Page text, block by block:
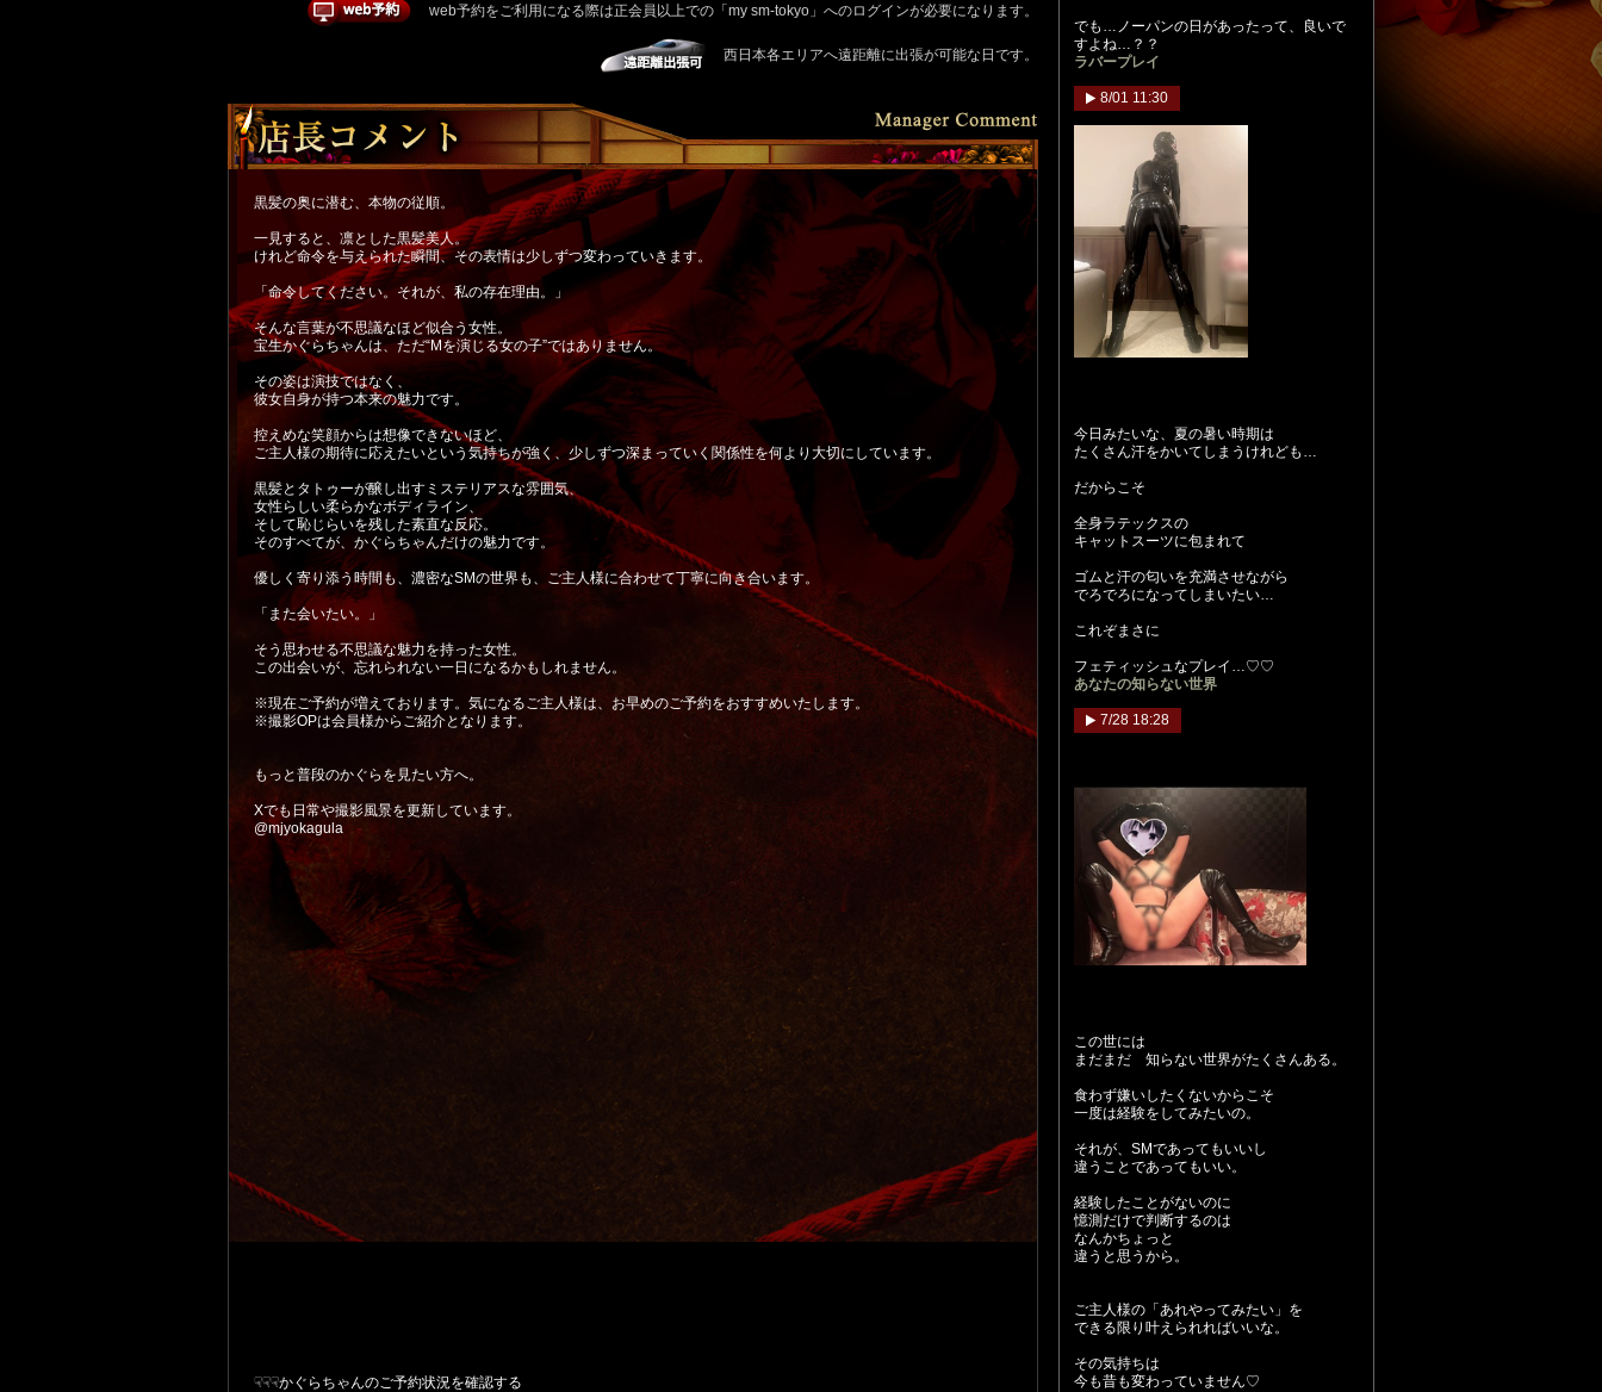
web予約をご利用になる際は正会員以上での「my sm-tokyo」へのログインが必要になります。
西日本各エリアへ遠距離に出張が可能な日です。
黒髪の奥に潜む、本物の従順。
一見すると、凛とした黒髪美人。
けれど命令を与えられた瞬間、その表情は少しずつ変わっていきます。
「命令してください。それが、私の存在理由。」
そんな言葉が不思議なほど似合う女性。
宝生かぐらちゃんは、ただ“Mを演じる女の子”ではありません。
その姿は演技ではなく、
彼女自身が持つ本来の魅力です。
控えめな笑顔からは想像できないほど、
ご主人様の期待に応えたいという気持ちが強く、少しずつ深まっていく関係性を何より大切にしています。
黒髪とタトゥーが醸し出すミステリアスな雰囲気、
女性らしい柔らかなボディライン、
そして恥じらいを残した素直な反応。
そのすべてが、かぐらちゃんだけの魅力です。
優しく寄り添う時間も、濃密なSMの世界も、ご主人様に合わせて丁寧に向き合います。
「また会いたい。」
そう思わせる不思議な魅力を持った女性。
この出会いが、忘れられない一日になるかもしれません。
※現在ご予約が増えております。気になるご主人様は、お早めのご予約をおすすめいたします。
※撮影OPは会員様からご紹介となります。
もっと普段のかぐらを見たい方へ。
Xでも日常や撮影風景を更新しています。
@mjyokagula
☟☟☟かぐらちゃんのご予約状況を確認する
でも…ノーパンの日があったって、良いで
すよね…？？
ラバープレイ
8/01 11:30
今日みたいな、夏の暑い時期は
たくさん汗をかいてしまうけれども…
だからこそ
全身ラテックスの
キャットスーツに包まれて
ゴムと汗の匂いを充満させながら
でろでろになってしまいたい…
これぞまさに
フェティッシュなプレイ…♡♡
あなたの知らない世界
7/28 18:28
この世には
まだまだ 知らない世界がたくさんある。
食わず嫌いしたくないからこそ
一度は経験をしてみたいの。
それが、SMであってもいいし
違うことであってもいい。
経験したことがないのに
憶測だけで判断するのは
なんかちょっと
違うと思うから。
ご主人様の「あれやってみたい」を
できる限り叶えられればいいな。
その気持ちは
今も昔も変わっていません♡